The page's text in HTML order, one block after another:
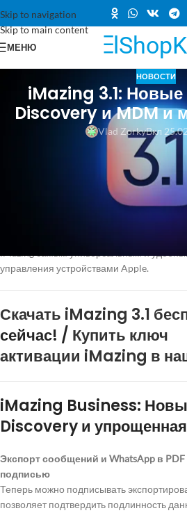
Skip to navigation
Skip to main content
МЕНЮ
НОВОСТИ
iMazing 3.1:
Discovery и MDM и
Vlad ZorkyВкл
iMazing 3.1: Новые функции e-Discovery
обнаружение шпионского ПО и многое
Мы рады представить первый крупный
включающий мощные новые
управления устройствами Apple.
Скачать iMazing 3.1
сейчас! / Купить ключ
активации iMazing в
iMazing Business:
Discovery и
Экспорт сообщений и WhatsApp в
подписью
Теперь можно подписывать
позволяет подтвердить подлинность